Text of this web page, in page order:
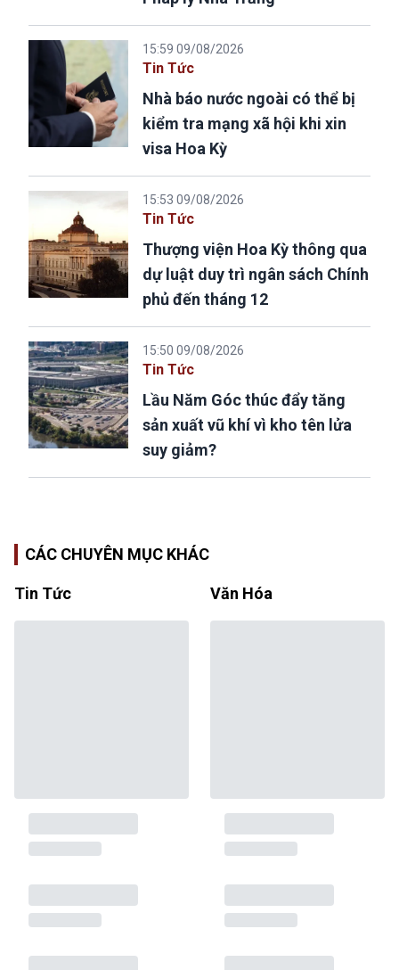
15:59 09/08/2026
Tin Tức
Nhà báo nước ngoài có thể bị
kiểm tra mạng xã hội khi xin
visa Hoa Kỳ
15:53 09/08/2026
Tin Tức
Thượng viện Hoa Kỳ thông qua
dự luật duy trì ngân sách Chính
phủ đến tháng 12
15:50 09/08/2026
Tin Tức
Lầu Năm Góc thúc đẩy tăng
sản xuất vũ khí vì kho tên lửa
suy giảm?
CÁC CHUYÊN MỤC KHÁC
Tin Tức Văn Hóa